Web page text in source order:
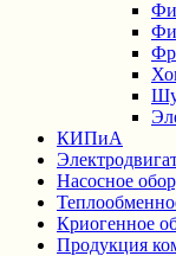
КИПиА
Насосное
Криогенное
Продукция